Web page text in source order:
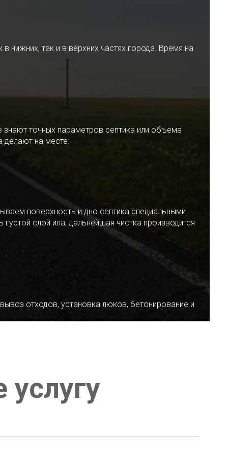
так и в верхних частях города. Время на
точных параметров септика или объема
делают на месте.
поверхность и дно септика специальными
слой ила, дальнейшая чистка производится
отходов, установка люков, бетонирование и
услугу